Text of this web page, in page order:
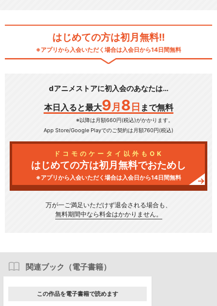
はじめての方は初月無料!!
※アプリから入会いただく場合は入会日から14日間無料
dアニメストアに初入会のあなたは…
本日入ると最大9 月 8 日 まで無料
※以降は月額660円(税込)がかかります。
App Store/Google Playでのご契約は月額760円(税込)
ドコモのケータイ以外もOK
はじめての方は初月無料でおためし
※アプリから入会いただく場合は入会日から14日間無料
万が一ご満足いただけず退会される場合も、
無料期間中なら料金はかかりません。
関連ブック（電子書籍）
この作品を電子書籍で読めます